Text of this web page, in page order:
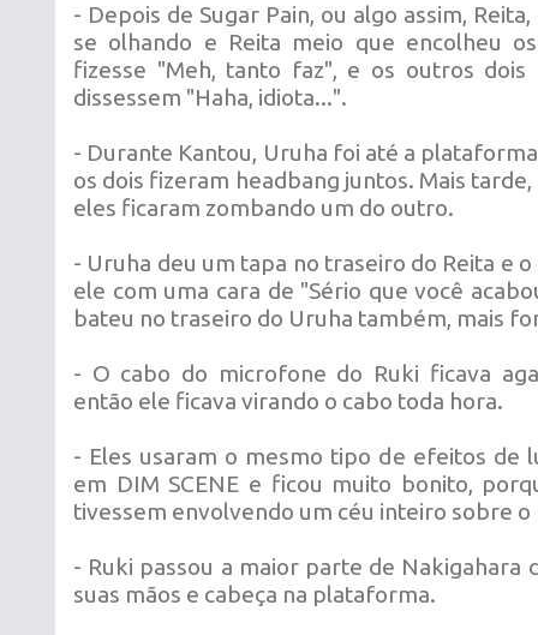
- Depois de Sugar Pain, ou algo assim,
se olhando e Reita meio que encolheu
fizesse "Meh, tanto faz", e os outros dois
dissessem "Haha, idiota...".
- Durante Kantou, Uruha foi até a
os dois fizeram headbang juntos. Mais tarde,
eles ficaram zombando um do outro.
- Uruha deu um tapa no traseiro do Reita e
ele com uma cara de "Sério que você
bateu no traseiro do Uruha também, mais
- O cabo do microfone do Ruki ficava
então ele ficava virando o cabo toda hora.
- Eles usaram o mesmo tipo de efeitos de
em DIM SCENE e ficou muito bonito,
tivessem envolvendo um céu inteiro sobre o
- Ruki passou a maior parte de Nakigahara
suas mãos e cabeça na plataforma.